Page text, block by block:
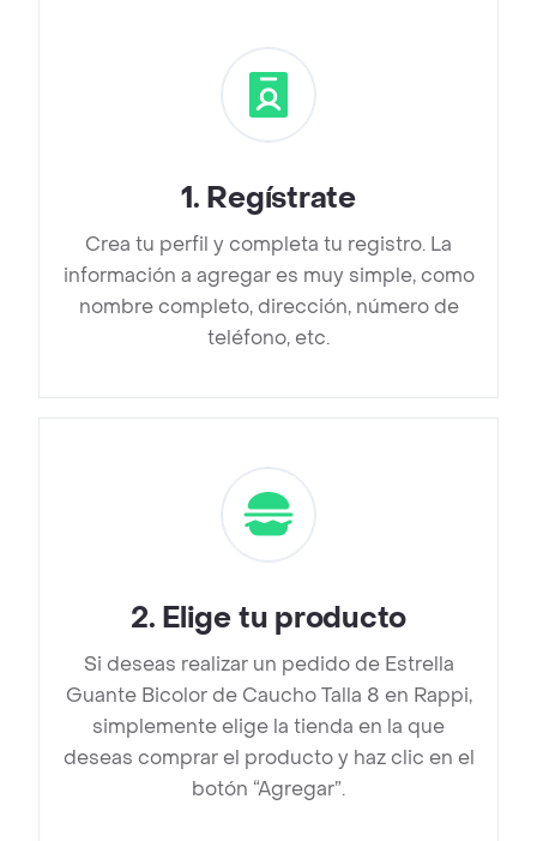
1. Regístrate
Crea tu perfil y completa tu registro. La
información a agregar es muy simple, como
nombre completo, dirección, número de
teléfono, etc.
2. Elige tu producto
Si deseas realizar un pedido de Estrella
Guante Bicolor de Caucho Talla 8 en Rappi,
simplemente elige la tienda en la que
deseas comprar el producto y haz clic en el
botón “Agregar”.